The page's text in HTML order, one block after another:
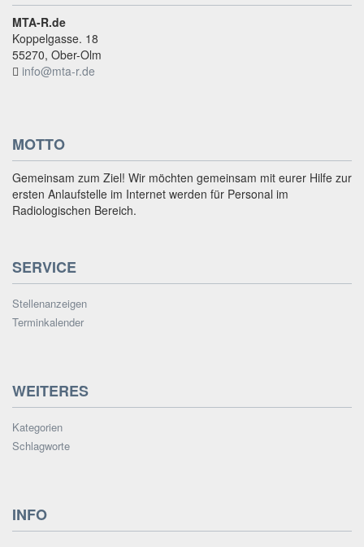
MTA-R.de
Koppelgasse. 18
55270, Ober-Olm
info@mta-r.de
MOTTO
Gemeinsam zum Ziel! Wir möchten gemeinsam mit eurer Hilfe zur
ersten Anlaufstelle im Internet werden für Personal im
Radiologischen Bereich.
SERVICE
Stellenanzeigen
Terminkalender
WEITERES
Kategorien
Schlagworte
INFO